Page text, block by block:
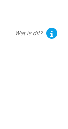
Wat is dit?